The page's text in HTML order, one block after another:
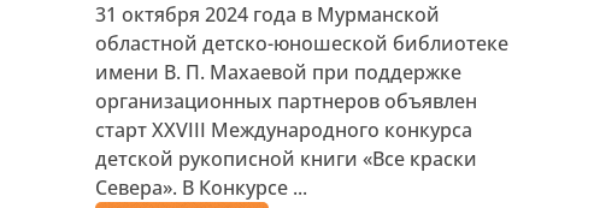
31 октября 2024 года в Мурманской
областной детско-юношеской библиотеке
имени В. П. Махаевой при поддержке
организационных партнеров объявлен
старт XXVIII Международного конкурса
детской рукописной книги «Все краски
Севера». В Конкурсе ...